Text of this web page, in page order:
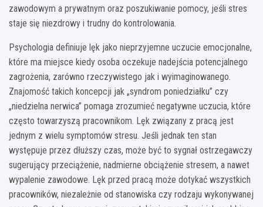
zawodowym a prywatnym oraz poszukiwanie pomocy, jeśli stres
staje się niezdrowy i trudny do kontrolowania.
Psychologia definiuje lęk jako nieprzyjemne uczucie emocjonalne,
które ma miejsce kiedy osoba oczekuje nadejścia potencjalnego
zagrożenia, zarówno rzeczywistego jak i wyimaginowanego.
Znajomość takich koncepcji jak „syndrom poniedziałku” czy
„niedzielna nerwica” pomaga zrozumieć negatywne uczucia, które
często towarzyszą pracownikom. Lęk związany z pracą jest
jednym z wielu symptomów stresu. Jeśli jednak ten stan
występuje przez dłuższy czas, może być to sygnał ostrzegawczy
sugerujący przeciążenie, nadmierne obciążenie stresem, a nawet
wypalenie zawodowe. Lęk przed pracą może dotykać wszystkich
pracowników, niezależnie od stanowiska czy rodzaju wykonywanej